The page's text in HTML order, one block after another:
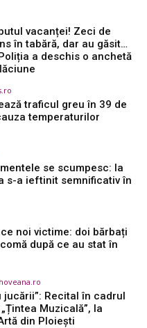
vacanței! Zeci de
în tabără, dar au găsit…
a deschis o anchetă
traficul greu în 39 de
temperaturilor
se scumpesc: la
s-a ieftinit semnificativ în
noi victime: doi bărbați
după ce au stat în
jucării”: Recital în cadrul
Muzicală”, la
din Ploiești